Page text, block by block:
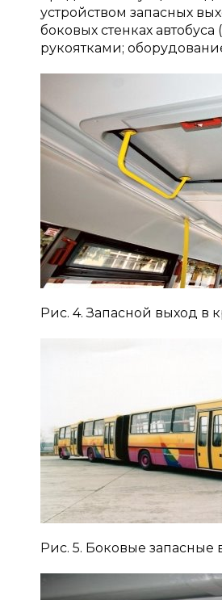
устройством запасных
боковых стенках
рукоятками;
Рис. 4. Запасной выход в
Рис. 5. Боковые запасные